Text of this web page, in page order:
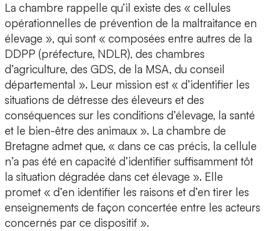
La chambre rappelle qu’il existe des « cellules
opérationnelles de prévention de la maltraitance en
élevage », qui sont « composées entre autres de la
DDPP (préfecture, NDLR), des chambres
d’agriculture, des GDS, de la MSA, du conseil
départemental ». Leur mission est « d’identifier les
situations de détresse des éleveurs et des
conséquences sur les conditions d’élevage, la santé
et le bien-être des animaux ». La chambre de
Bretagne admet que, « dans ce cas précis, la cellule
n’a pas été en capacité d’identifier suffisamment tôt
la situation dégradée dans cet élevage ». Elle
promet « d’en identifier les raisons et d’en tirer les
enseignements de façon concertée entre les acteurs
concernés par ce dispositif ».